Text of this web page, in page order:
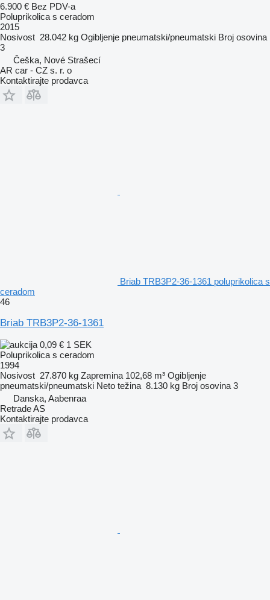
6.900 € Bez PDV-a
Poluprikolica s ceradom
2015
Nosivost 28.042 kg Ogibljenje pneumatski/pneumatski Broj osovina
3
Češka, Nové Strašecí
AR car - CZ s. r. o
Kontaktirajte prodavca
Briab TRB3P2-36-1361 poluprikolica s
ceradom
46
Briab TRB3P2-36-1361
0,09 € 1 SEK
Poluprikolica s ceradom
1994
Nosivost 27.870 kg Zapremina 102,68 m³ Ogibljenje
pneumatski/pneumatski Neto težina 8.130 kg Broj osovina 3
Danska, Aabenraa
Retrade AS
Kontaktirajte prodavca